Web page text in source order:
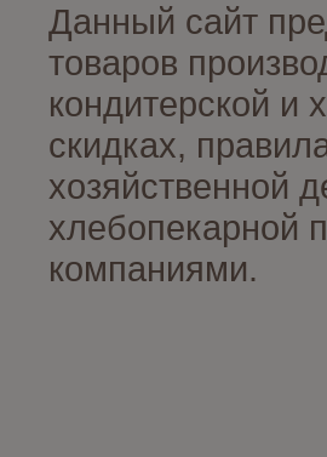
Данный сайт
товаров
кондитерской и
скидках,
хозяйственной
хлебопекарной
компаниями.